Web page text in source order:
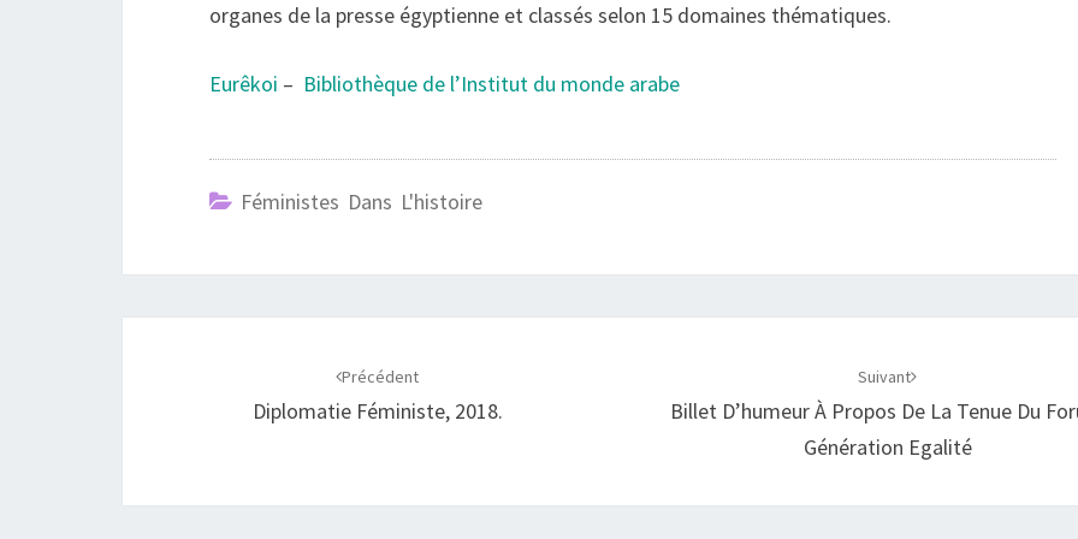
organes de la presse égyptienne et classés selon 15 domaines thématiques.
Eurêkoi – Bibliothèque de l’Institut du monde arabe
Féministes Dans L'histoire
Précédent
Diplomatie Féministe, 2018.
Suivant
Billet D’humeur À Propos De La Tenue Du
Génération Egalité